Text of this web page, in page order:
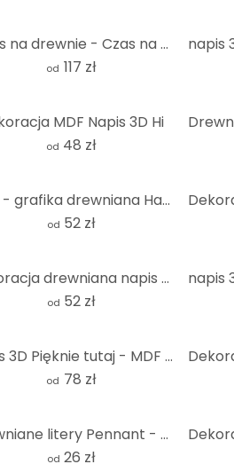
Napis na drewnie - Czas na relaks - MDF natura
od 117 zł
MDF Napis 3D Hi
od 48 zł
MDF - grafika drewniana Hakuna Matata (2 sztuki)
od 52 zł
Dekoracja drewniana napis Hakuna Matata - MDF natura (2 części)
od 52 zł
napis 3D Pięknie tutaj - MDF natura
od 78 zł
Drewniane litery Pennant - pojedyncze litery
od 26 zł